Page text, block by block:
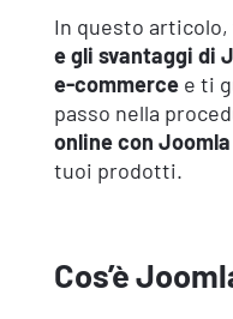
In questo
e gli svantaggi di
e-commercee ti
passo nella
online con Joomla
tuoi prodotti.
Cos’è